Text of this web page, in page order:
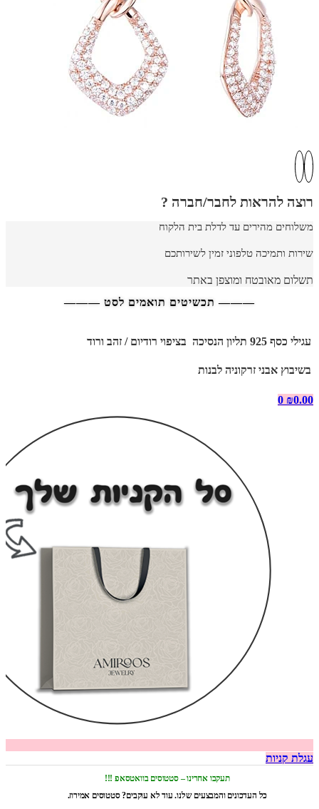
רוצה להראות לחבר/חברה ?
משלוחים מהירים עד לדלת בית הלקוח
שירות ותמיכה טלפוני זמין לשירותכם
תשלום מאובטח ומוצפן באתר
——— תכשיטים תואמים לסט ———
עגילי כסף 925 תליון הנסיכה בציפוי רודיום / זהב ורוד
בשיבוץ אבני זרקוניה לבנות
₪0.00
0
עגלת קניות
תעקבו אחרינו – סטטוסים בוואטסאפ !!!
כל העדכונים והמבצעים שלנו. עוד לא עוקבים? סטטוסים אמירוז.